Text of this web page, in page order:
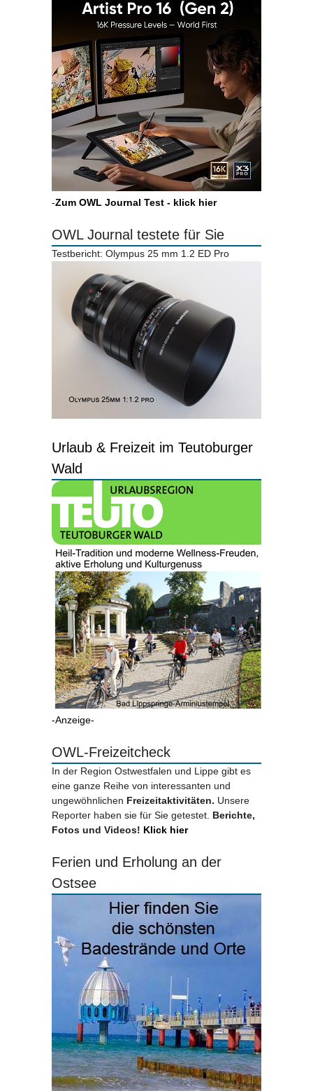
-Zum OWL Journal Test - klick hier
OWL Journal testete für Sie
Testbericht: Olympus 25 mm 1.2 ED Pro
Urlaub & Freizeit im Teutoburger
Wald
-Anzeige-
OWL-Freizeitcheck
In der Region Ostwestfalen und Lippe gibt es
eine ganze Reihe von interessanten und
ungewöhnlichen Freizeitaktivitäten. Unsere
Reporter haben sie für Sie getestet. Berichte,
Fotos und Videos! Klick hier
Ferien und Erholung an der
Ostsee